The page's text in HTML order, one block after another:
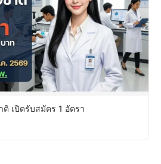
เปิดรับสมัคร 1 อัตรา